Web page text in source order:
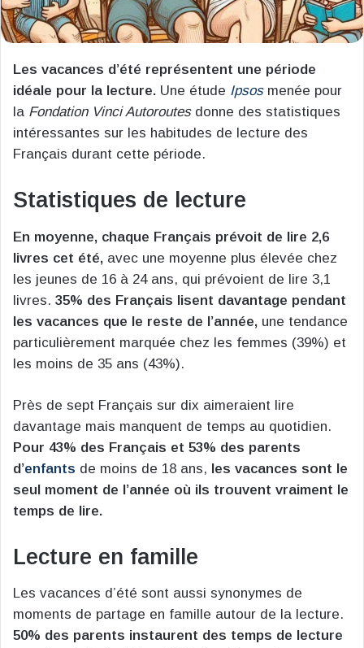
Les vacances d’été représentent une période
idéale pour la lecture. Une étude Ipsosmenée pour
la Fondation Vinci Autoroutesdonne des statistiques
intéressantes sur les habitudes de lecture des
Français durant cette période.
Statistiques de lecture
En moyenne, chaque Français prévoit de lire 2,6
livres cet été, avec une moyenne plus élevée chez
les jeunes de 16 à 24 ans, qui prévoient de lire 3,1
livres. 35% des Français lisent davantage pendant
les vacances que le reste de l’année, une tendance
particulièrement marquée chez les femmes (39%) et
les moins de 35 ans (43%).
Près de sept Français sur dix aimeraient lire
davantage mais manquent de temps au quotidien.
Pour 43% des Français et 53% des parents
d’enfants de moins de 18 ans, les vacances sont le
seul moment de l’année où ils trouvent vraiment le
temps de lire.
Lecture en famille
Les vacances d’été sont aussi synonymes de
moments de partage en famille autour de la lecture.
50% des parents instaurent des temps de lecture